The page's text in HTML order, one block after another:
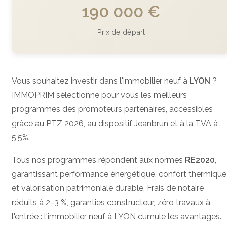
190 000 €
Prix de départ
Vous souhaitez investir dans l'immobilier neuf à LYON ?
IMMOPRIM sélectionne pour vous les meilleurs
programmes des promoteurs partenaires, accessibles
grâce au PTZ 2026, au dispositif Jeanbrun et à la TVA à
5,5%.
Tous nos programmes répondent aux normes RE2020,
garantissant performance énergétique, confort thermique
et valorisation patrimoniale durable. Frais de notaire
réduits à 2–3 %, garanties constructeur, zéro travaux à
l'entrée : l'immobilier neuf à LYON cumule les avantages.